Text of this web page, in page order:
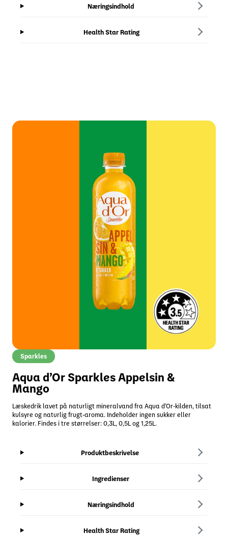
Næringsindhold
Health Star Rating
Sparkles
Aqua d’Or Sparkles Appelsin &
Mango
Læskedrik lavet på naturligt mineralvand fra Aqua d’Or-kilden, tilsat
kulsyre og naturlig frugt-aroma. Indeholder ingen sukker eller
kalorier. Findes i tre størrelser: 0,3L, 0,5L og 1,25L.
Produktbeskrivelse
Ingredienser
Næringsindhold
Health Star Rating